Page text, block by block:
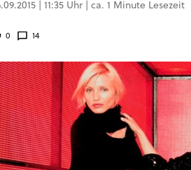
| 11:35 Uhr | ca. 1 Minute Lesezeit
0 14